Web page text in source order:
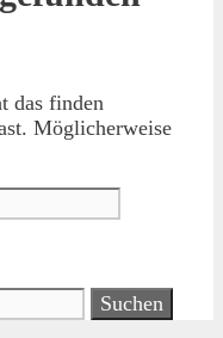
das finden
Möglicherweise